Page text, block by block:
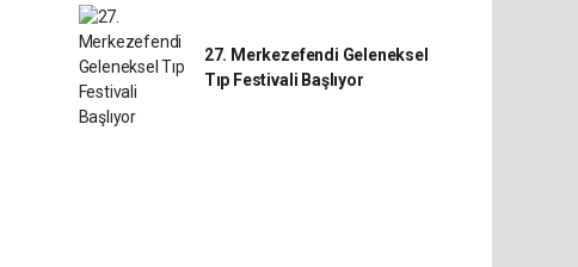
27. Merkezefendi Geleneksel
Tıp Festivali Başlıyor